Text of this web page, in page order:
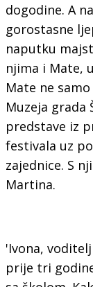
dogodine. A
gorostasne
naputku
njima i Mate,
Mate ne
Muzeja grada
predstave iz
festivala uz
zajednice. S
Martina.
'Ivona,
prije tri